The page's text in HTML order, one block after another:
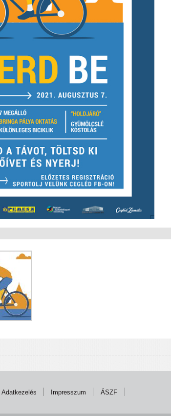
Adatkezelés Impresszum ÁSZF